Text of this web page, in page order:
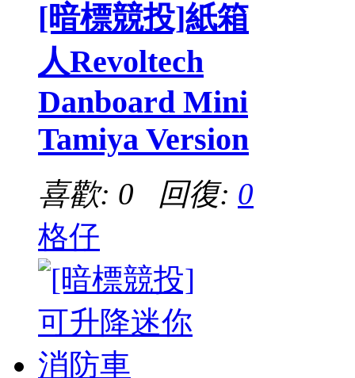
[暗標競投]紙箱
人Revoltech
Danboard Mini
Tamiya Version
喜歡: 0 回復: 0
格仔